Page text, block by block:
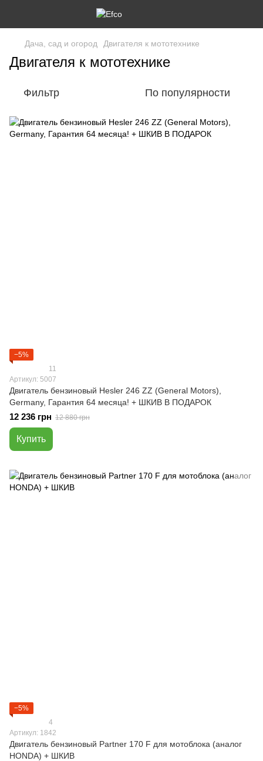
Дача, сад и огород Двигателя к мототехнике
Двигателя к мототехнике
Фильтр По популярности
−5%
11
Артикул: 5007
Двигатель бензиновый Hesler 246 ZZ (General Motors),
Germany, Гарантия 64 месяца! + ШКИВ В ПОДАРОК
12 236 грн 12 880 грн
Купить
−5%
4
Артикул: 1842
Двигатель бензиновый Partner 170 F для мотоблока (аналог
НОNDA) + ШКИВ